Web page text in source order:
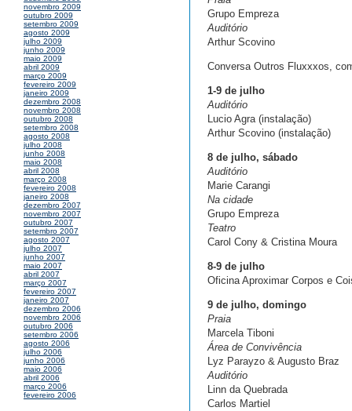
novembro 2009
outubro 2009
setembro 2009
agosto 2009
julho 2009
junho 2009
maio 2009
abril 2009
março 2009
fevereiro 2009
janeiro 2009
dezembro 2008
novembro 2008
outubro 2008
setembro 2008
agosto 2008
julho 2008
junho 2008
maio 2008
abril 2008
março 2008
fevereiro 2008
janeiro 2008
dezembro 2007
novembro 2007
outubro 2007
setembro 2007
agosto 2007
julho 2007
junho 2007
maio 2007
abril 2007
março 2007
fevereiro 2007
janeiro 2007
dezembro 2006
novembro 2006
outubro 2006
setembro 2006
agosto 2006
julho 2006
junho 2006
maio 2006
abril 2006
março 2006
fevereiro 2006
Grupo Empreza
Auditório
Arthur Scovino
Conversa Outros Fluxxxos,
1-9 de julho
Auditório
Lucio Agra (instalação)
Arthur Scovino (instalação)
8 de julho, sábado
Auditório
Marie Carangi
Na cidade
Grupo Empreza
Teatro
Carol Cony & Cristina Moura
8-9 de julho
Oficina Aproximar Corpos e
9 de julho, domingo
Praia
Marcela Tiboni
Área de Convivência
Lyz Parayzo & Augusto Braz
Auditório
Linn da Quebrada
Carlos Martiel